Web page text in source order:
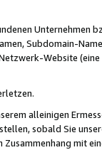
Unternehmen
Subdomain-
Website
alleinigen
sobald Sie
mit